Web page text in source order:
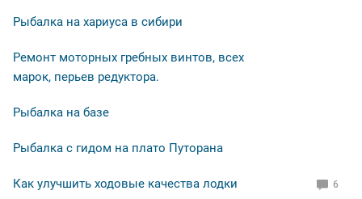
Рыбалка на хариуса в сибири
Ремонт моторных гребных винтов, всех
марок, перьев редуктора.
Рыбалка на базе
Рыбалка с гидом на плато Путорана
Как улучшить ходовые качества лодки 6